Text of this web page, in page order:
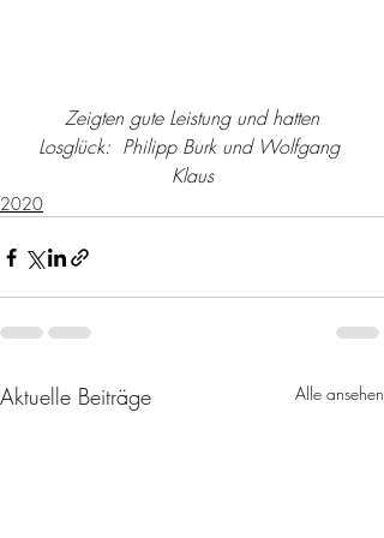
Zeigten gute Leistung und hatten
Losglück:  Philipp Burk und Wolfgang
Klaus
2020
Aktuelle Beiträge Alle ansehen